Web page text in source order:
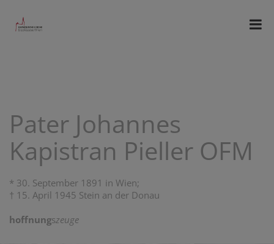
Pater Johannes
Kapistran Pieller OFM
* 30. September 1891 in Wien;
† 15. April 1945 Stein an der Donau
hoffnungszeuge